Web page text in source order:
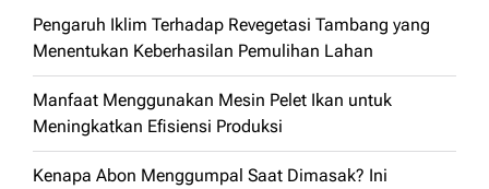
Pengaruh Iklim Terhadap Revegetasi Tambang yang
Menentukan Keberhasilan Pemulihan Lahan
Manfaat Menggunakan Mesin Pelet Ikan untuk
Meningkatkan Efisiensi Produksi
Kenapa Abon Menggumpal Saat Dimasak? Ini